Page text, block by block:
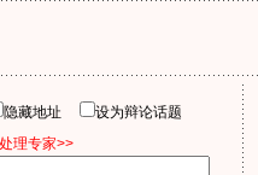
隐藏地址
设为辩论话题
理专家>>